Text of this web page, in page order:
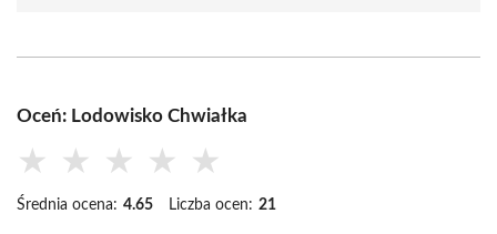
Oceń: Lodowisko Chwiałka
★ ★ ★ ★ ★
Średnia ocena: 4.65 Liczba ocen: 21